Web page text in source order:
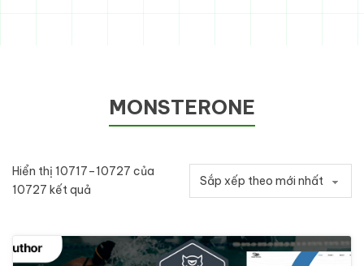
MONSTERONE
Hiển thị 10717–10727 của
10727 kết quả Đã sắp xếp theo mới nhất